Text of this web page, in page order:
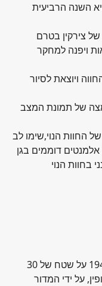
השנה הרביעית
צירקין בטרם
ויפנה למחקר
ויוצאת לסיור
של תמונת המצב
החוות הנוי,שימו לב
דוממים בגן
בחוות הנוי
תחנת הדגמה עמק חפר נוסדה בשנת 1949 על שטח של 30
על ידי המדור